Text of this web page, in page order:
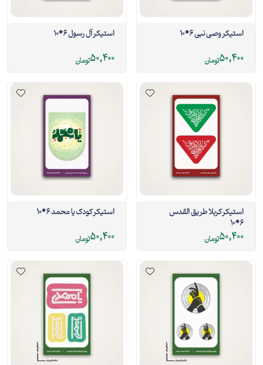
استیکر وصی نبی 6*10
50,400تومان
استیکر آل رسول 6*10
50,400تومان
استیکر کربلا طریق القدس
6*10
50,400تومان
استیکر کودک یا محمد 6*10
50,400تومان